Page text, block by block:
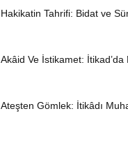
Hakikatin Tahrifi: Bidat ve
Akâid Ve İstikamet:
Ateşten Gömlek: İtikâdı